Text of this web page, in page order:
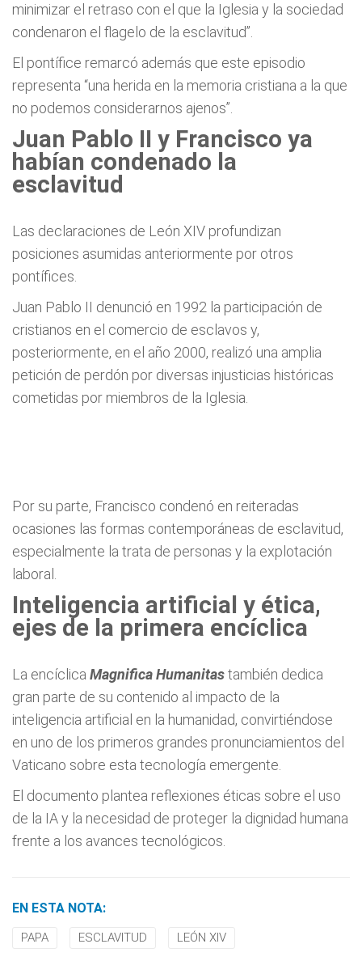
minimizar el retraso con el que la Iglesia y la sociedad
condenaron el flagelo de la esclavitud”.
El pontífice remarcó además que este episodio
representa “una herida en la memoria cristiana a la que
no podemos considerarnos ajenos”.
Juan Pablo II y Francisco ya
habían condenado la
esclavitud
Las declaraciones de León XIV profundizan
posiciones asumidas anteriormente por otros
pontífices.
Juan Pablo II denunció en 1992 la participación de
cristianos en el comercio de esclavos y,
posteriormente, en el año 2000, realizó una amplia
petición de perdón por diversas injusticias históricas
cometidas por miembros de la Iglesia.
Por su parte, Francisco condenó en reiteradas
ocasiones las formas contemporáneas de esclavitud,
especialmente la trata de personas y la explotación
laboral.
Inteligencia artificial y ética,
ejes de la primera encíclica
La encíclica Magnifica Humanitastambién dedica
gran parte de su contenido al impacto de la
inteligencia artificial en la humanidad, convirtiéndose
en uno de los primeros grandes pronunciamientos del
Vaticano sobre esta tecnología emergente.
El documento plantea reflexiones éticas sobre el uso
de la IA y la necesidad de proteger la dignidad humana
frente a los avances tecnológicos.
EN ESTA NOTA:
PAPA ESCLAVITUD LEÓN XIV